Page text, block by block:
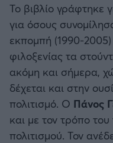
Το βιβλίο γράφτηκε
για όσους
εκπομπή (1990-2005)
φιλοξενίας τα
ακόμη και σήμερα,
δέχεται και στην
πολιτισμό. Ο Πάνος
και με τον τρόπο του
πολιτισμού. Τον